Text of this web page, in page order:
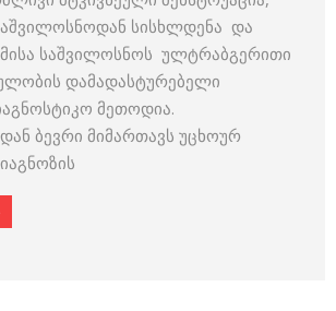
სისხლდენა და
საშვილოსნოს ულტრაბგერითი
დამადასტურებელი
მეთოდია.
ბევრი მიმართავს უცხოურ